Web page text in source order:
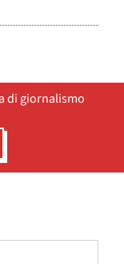
di giornalismo